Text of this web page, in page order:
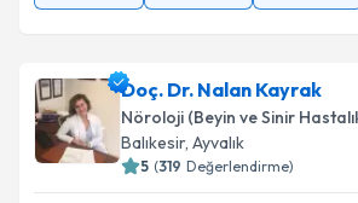
Doç. Dr. Nalan Kayrak
Nöroloji (Beyin ve Sinir
Balıkesir, Ayvalık
5 (319 Değerlendirme)